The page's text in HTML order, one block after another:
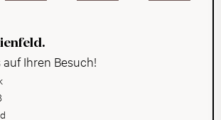
Ihren Besuch!